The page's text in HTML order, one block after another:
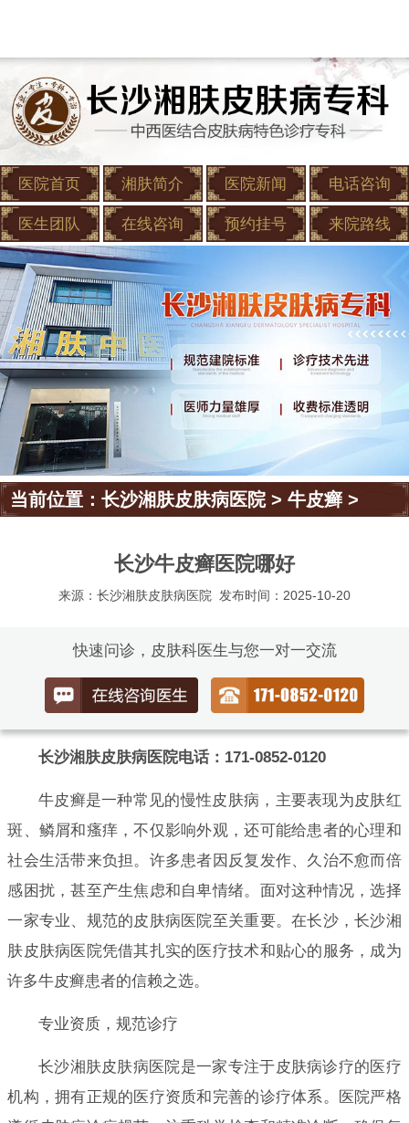
医院首页 湘肤简介 医院新闻 电话咨询
医生团队 在线咨询 预约挂号 来院路线
当前位置：长沙湘肤皮肤病医院>牛皮癣 >
长沙牛皮癣医院哪好
来源：长沙湘肤皮肤病医院 发布时间：2025-10-20
快速问诊，皮肤科医生与您一对一交流
长沙湘肤皮肤病医院电话：171-0852-0120
牛皮癣是一种常见的慢性皮肤病，主要表现为皮肤红
斑、鳞屑和瘙痒，不仅影响外观，还可能给患者的心理和
社会生活带来负担。许多患者因反复发作、久治不愈而倍
感困扰，甚至产生焦虑和自卑情绪。面对这种情况，选择
一家专业、规范的皮肤病医院至关重要。在长沙，长沙湘
肤皮肤病医院凭借其扎实的医疗技术和贴心的服务，成为
许多牛皮癣患者的信赖之选。
专业资质，规范诊疗
长沙湘肤皮肤病医院是一家专注于皮肤病诊疗的医疗
机构，拥有正规的医疗资质和完善的诊疗体系。医院严格